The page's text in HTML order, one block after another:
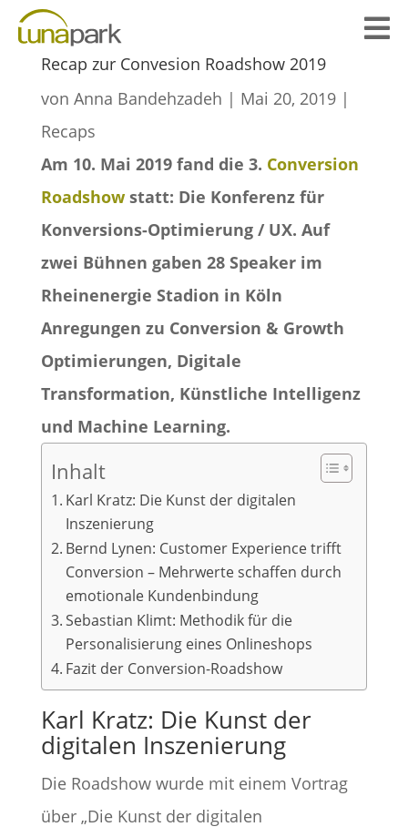

Recap zur Convesion Roadshow 2019
von Anna Bandehzadeh | Mai 20, 2019|
Recaps
Am 10. Mai 2019 fand die 3. Conversion
Roadshowstatt: Die Konferenz für
Konversions-Optimierung / UX. Auf
zwei Bühnen gaben 28 Speaker im
Rheinenergie Stadion in Köln
Anregungen zu Conversion & Growth
Optimierungen, Digitale
Transformation, Künstliche Intelligenz
und Machine Learning.
Inhalt
Karl Kratz: Die Kunst der digitalen
Inszenierung
Bernd Lynen: Customer Experience trifft
Conversion – Mehrwerte schaffen durch
emotionale Kundenbindung
Sebastian Klimt: Methodik für die
Personalisierung eines Onlineshops
Fazit der Conversion-Roadshow
Karl Kratz: Die Kunst der
digitalen Inszenierung
Die Roadshow wurde mit einem Vortrag
über „Die Kunst der digitalen